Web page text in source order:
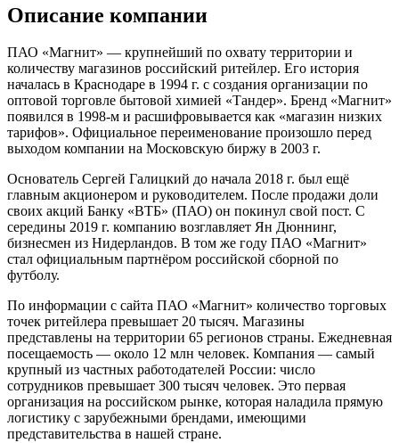
Описание компании
ПАО «Магнит» — крупнейший по охвату территории и
количеству магазинов российский ритейлер. Его история
началась в Краснодаре в 1994 г. с создания организации по
оптовой торговле бытовой химией «Тандер». Бренд «Магнит»
появился в 1998-м и расшифровывается как «магазин низких
тарифов». Официальное переименование произошло перед
выходом компании на Московскую биржу в 2003 г.
Основатель Сергей Галицкий до начала 2018 г. был ещё
главным акционером и руководителем. После продажи доли
своих акций Банку «ВТБ» (ПАО) он покинул свой пост. С
середины 2019 г. компанию возглавляет Ян Дюннинг,
бизнесмен из Нидерландов. В том же году ПАО «Магнит»
стал официальным партнёром российской сборной по
футболу.
По информации с сайта ПАО «Магнит» количество торговых
точек ритейлера превышает 20 тысяч. Магазины
представлены на территории 65 регионов страны. Ежедневная
посещаемость — около 12 млн человек. Компания — самый
крупный из частных работодателей России: число
сотрудников превышает 300 тысяч человек. Это первая
организация на российском рынке, которая наладила прямую
логистику с зарубежными брендами, имеющими
представительства в нашей стране.